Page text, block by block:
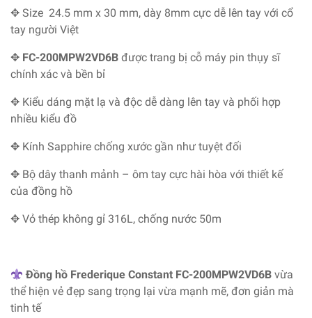
✥ Size 24.5 mm x 30 mm, dày 8mm cực dễ lên tay với cổ
tay người Việt
✥ FC-200MPW2VD6B được trang bị cỗ máy pin thụy sĩ
chính xác và bền bỉ
✥ Kiểu dáng mặt lạ và độc dễ dàng lên tay và phối hợp
nhiều kiểu đồ
✥ Kính Sapphire chống xước gần như tuyệt đối
✥ Bộ dây thanh mảnh – ôm tay cực hài hòa với thiết kế
của đồng hồ
✥ Vỏ thép không gỉ 316L, chống nước 50m
Đồng hồ Frederique Constant FC-200MPW2VD6B vừa
thể hiện vẻ đẹp sang trọng lại vừa mạnh mẽ, đơn giản mà
tinh tế